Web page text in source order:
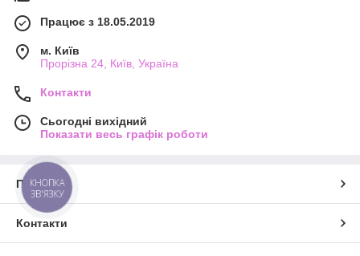
Працює з 18.05.2019
м. Київ
Прорізна 24, Київ, Україна
Контакти
Сьогодні вихідний
Показати весь графік роботи
Про нас
Контакти
КНОПКА
ЗВ'ЯЗКУ